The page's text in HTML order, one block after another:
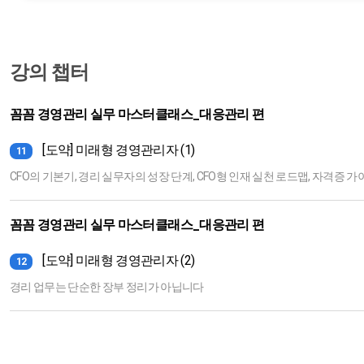
강의 챕터
꼼꼼 경영관리 실무 마스터클래스_대응관리 편
11 [도약] 미래형 경영관리자 (1)
CFO의 기본기, 경리 실무자의 성장 단계, CFO형 인재 실천 로드맵, 자격증 가
꼼꼼 경영관리 실무 마스터클래스_대응관리 편
12 [도약] 미래형 경영관리자 (2)
경리 업무는 단순한 장부 정리가 아닙니다